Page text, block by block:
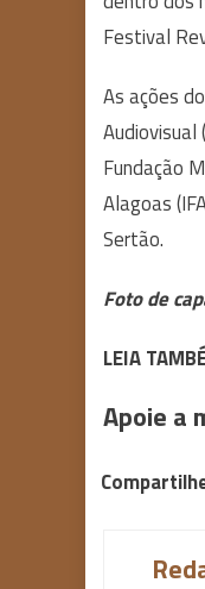
Festival
As ações
Audiovisual
Fundação
Alagoas
Sertão.
Foto de
LEIA
Apoie a